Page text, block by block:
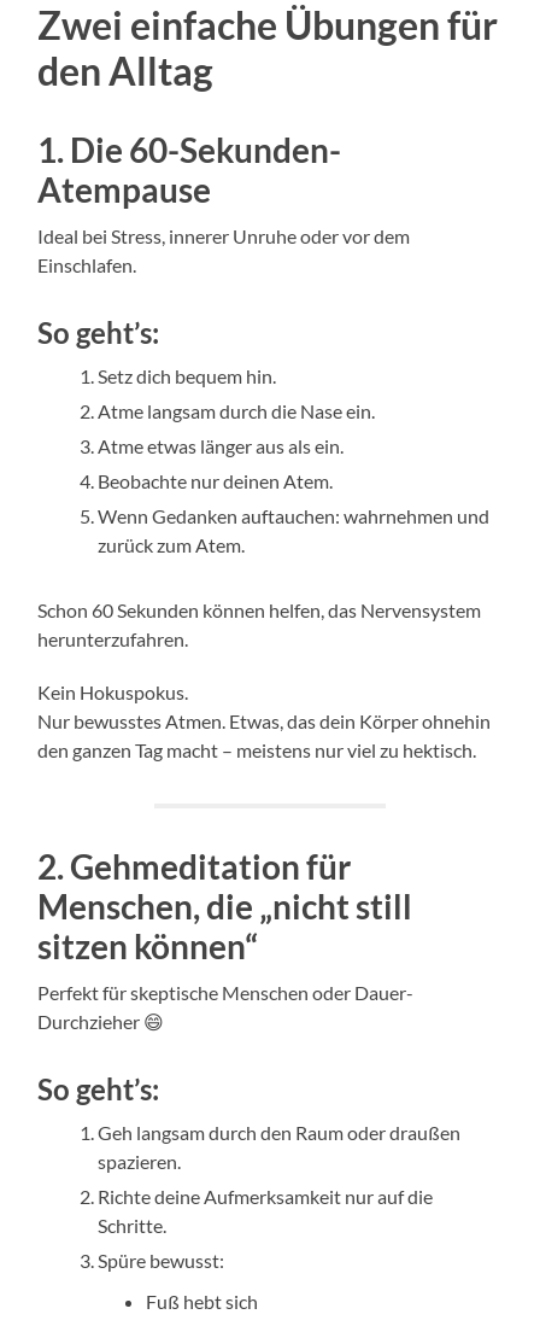
Zwei einfache Übungen für
den Alltag
1. Die 60-Sekunden-
Atempause
Ideal bei Stress, innerer Unruhe oder vor dem
Einschlafen.
So geht’s:
Setz dich bequem hin.
Atme langsam durch die Nase ein.
Atme etwas länger aus als ein.
Beobachte nur deinen Atem.
Wenn Gedanken auftauchen: wahrnehmen und
zurück zum Atem.
Schon 60 Sekunden können helfen, das Nervensystem
herunterzufahren.
Kein Hokuspokus.
Nur bewusstes Atmen. Etwas, das dein Körper ohnehin
den ganzen Tag macht – meistens nur viel zu hektisch.
2. Gehmeditation für
Menschen, die „nicht still
sitzen können“
Perfekt für skeptische Menschen oder Dauer-
Durchzieher 😄
So geht’s:
Geh langsam durch den Raum oder draußen
spazieren.
Richte deine Aufmerksamkeit nur auf die
Schritte.
Spüre bewusst:
Fuß hebt sich